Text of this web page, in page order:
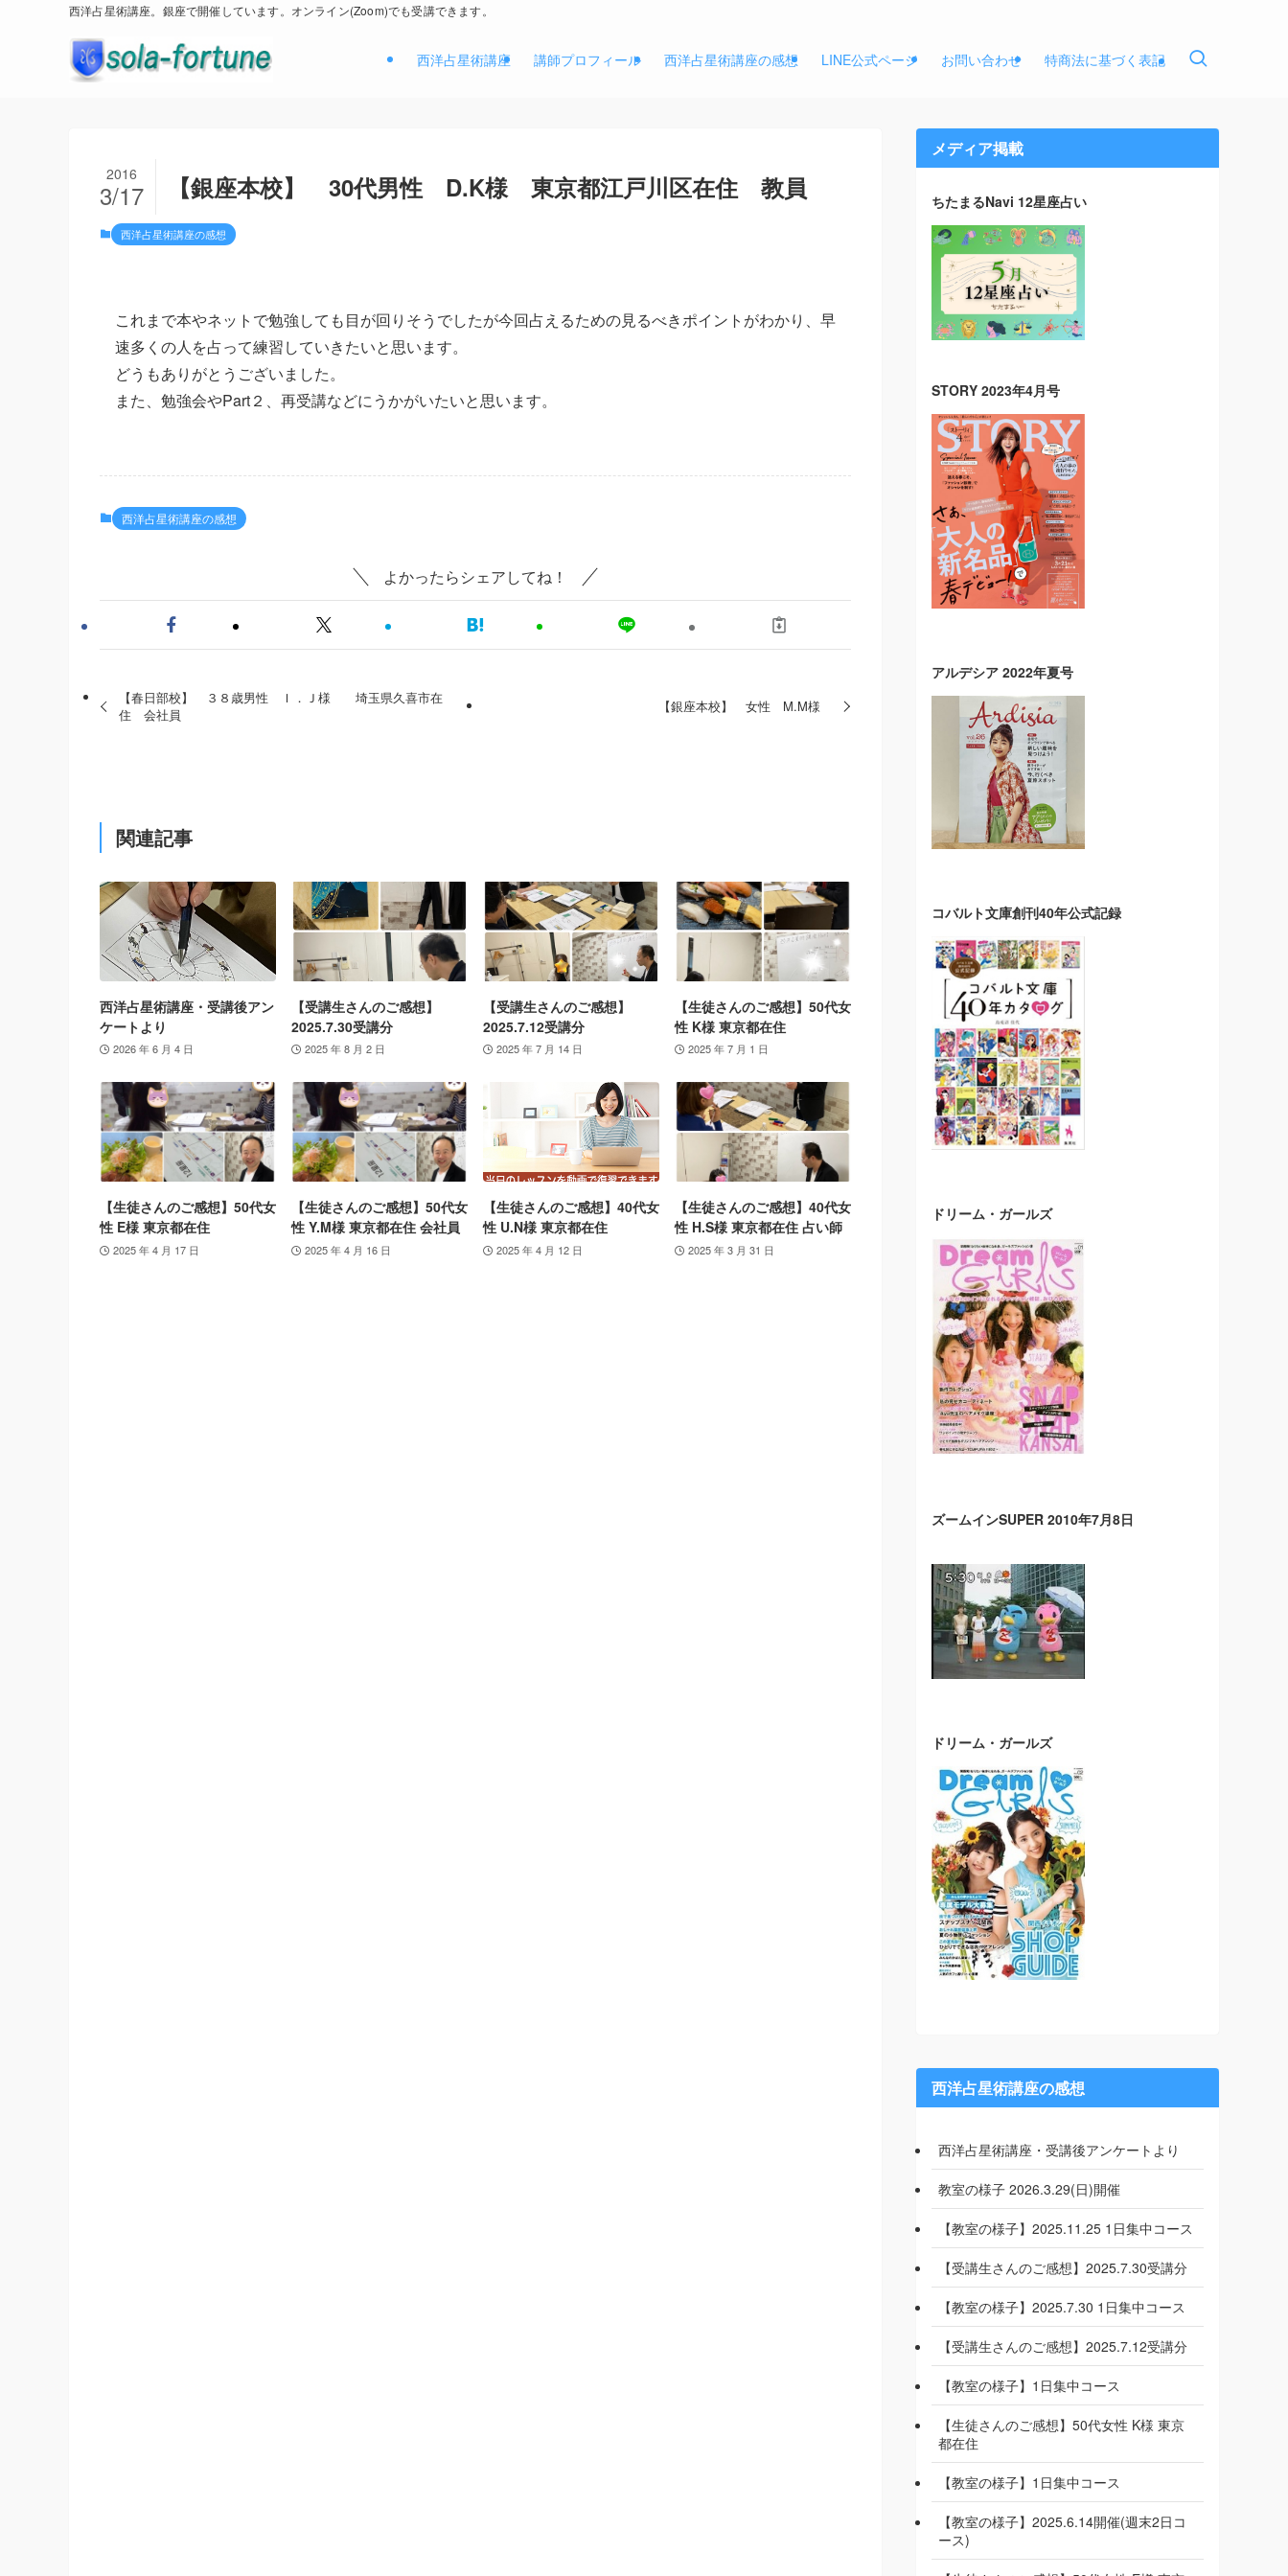
西洋占星術講座。銀座で開催しています。オンライン(Zoom)でも受講できます。
西洋占星術講座 講師プロフィール 西洋占星術講座の感想 LINE公式ページ お問い合わせ 特商法に基づく表記
【銀座本校】 30代男性 D.K様 東京都江戸川区在住 教員
2016
3/17
西洋占星術講座の感想
これまで本やネットで勉強しても目が回りそうでしたが今回占えるための見るべきポイントがわかり、早
速多くの人を占って練習していきたいと思います。
どうもありがとうございました。
また、勉強会やPart２、再受講などにうかがいたいと思います。
西洋占星術講座の感想
よかったらシェアしてね！
【春日部校】 ３８歳男性 Ｉ．Ｊ様 埼玉県久喜市在
住 会社員
【銀座本校】 女性 M.M様
関連記事
西洋占星術講座・受講後アン
ケートより
2026 年 6 月 4 日
【受講生さんのご感想】
2025.7.30受講分
2025 年 8 月 2 日
【受講生さんのご感想】
2025.7.12受講分
2025 年 7 月 14 日
【生徒さんのご感想】50代女
性 K様 東京都在住
2025 年 7 月 1 日
【生徒さんのご感想】50代女
性 E様 東京都在住
2025 年 4 月 17 日
【生徒さんのご感想】50代女
性 Y.M様 東京都在住 会社員
2025 年 4 月 16 日
【生徒さんのご感想】40代女
性 U.N様 東京都在住
2025 年 4 月 12 日
【生徒さんのご感想】40代女
性 H.S様 東京都在住 占い師
2025 年 3 月 31 日
メディア掲載
ちたまるNavi 12星座占い
STORY 2023年4月号
アルデシア 2022年夏号
コバルト文庫創刊40年公式記録
ドリーム・ガールズ
ズームインSUPER 2010年7月8日
ドリーム・ガールズ
西洋占星術講座の感想
西洋占星術講座・受講後アンケートより
教室の様子 2026.3.29(日)開催
【教室の様子】2025.11.25 1日集中コース
【受講生さんのご感想】2025.7.30受講分
【教室の様子】2025.7.30 1日集中コース
【受講生さんのご感想】2025.7.12受講分
【教室の様子】1日集中コース
【生徒さんのご感想】50代女性 K様 東京
都在住
【教室の様子】1日集中コース
【教室の様子】2025.6.14開催(週末2日コ
ース)